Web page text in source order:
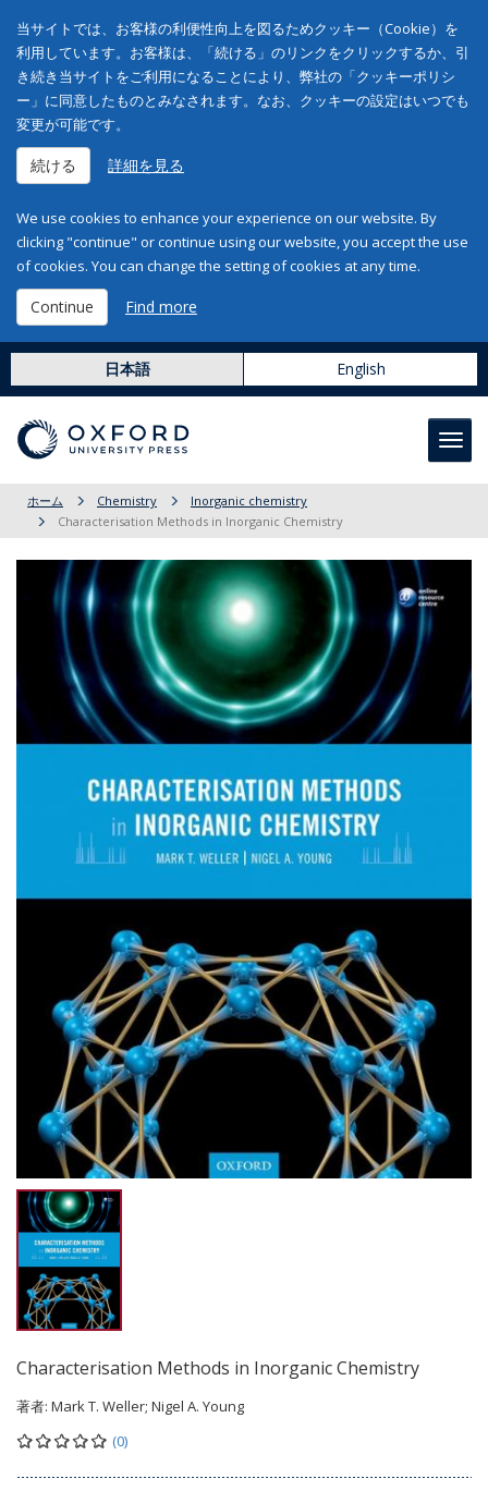
当サイトでは、お客様の利便性向上を図るためクッキー（Cookie）を
利用しています。お客様は、「続ける」のリンクをクリックするか、引
き続き当サイトをご利用になることにより、弊社の「クッキーポリシ
ー」に同意したものとみなされます。なお、クッキーの設定はいつでも
変更が可能です。
続ける 詳細を見る
We use cookies to enhance your experience on our website. By
clicking "continue" or continue using our website, you accept the use
of cookies. You can change the setting of cookies at any time.
Continue Find more
日本語 English
ホーム Chemistry
Inorganic chemistry
Characterisation Methods in Inorganic Chemistry
Characterisation Methods in Inorganic Chemistry
著者: Mark T. Weller; Nigel A. Young
(0)